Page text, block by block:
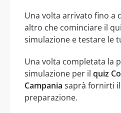
Una volta arrivato fino a
altro che cominciare il
simulazione e testare le
Una volta completata la
simulazione per il quiz
Campania saprà fornirti
preparazione.